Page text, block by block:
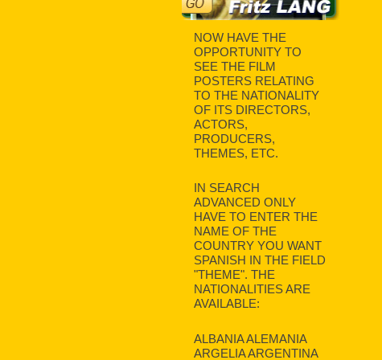
NOW HAVE THE
OPPORTUNITY TO
SEE THE FILM
POSTERS RELATING
TO THE NATIONALITY
OF ITS DIRECTORS,
ACTORS,
PRODUCERS,
THEMES, ETC.
IN SEARCH
ADVANCED ONLY
HAVE TO ENTER THE
NAME OF THE
COUNTRY YOU WANT
SPANISH IN THE FIELD
"THEME". THE
NATIONALITIES ARE
AVAILABLE:
ALBANIA ALEMANIA
ARGELIA ARGENTINA